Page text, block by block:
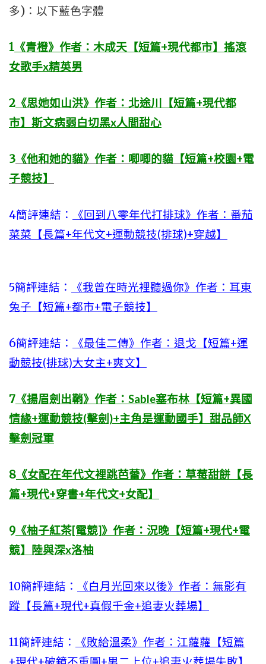
多)：以下藍色字體
1 《青橙》作者：木成天【短篇+現代都市】搖滾
女歌手x精英男
2 《思她如山洪》​​​​作者：北途川【短篇+現代都
市】斯文病弱白切黑x人間甜心
3 《他和她的貓》作者：唧唧的貓【短篇+校園+電
子競技】
4簡評連結：
《回到八零年代打排球》作者：番茄
菜菜【長篇+年代文+運動競技(排球)+穿越】
5簡評連結：
《我曾在時光裡聽過你》作者：耳東
兔子【短篇+都市+電子競技】
6簡評連結：
《最佳二傳》作者：退戈【短篇+運
動競技(排球)大女主+爽文】
7 《揚眉劍出鞘》作者：Sable塞布林【短篇+異國
情緣+運動競技(擊劍)+主角是運動國手】甜品師X
擊劍冠軍
8 《女配在年代文裡跳芭蕾》作者：草莓甜餅【長
篇+現代+穿書+年代文+女配】
9 《柚子紅茶[電競]》作者：況晚【短篇+現代+電
競】陸與深x洛柚
10簡評連結：
《白月光回來以後》作者：無影有
蹤【長篇+現代+真假千金+追妻火葬場】
11簡評連結：
《敗給溫柔》作者：江蘿蘿【短篇